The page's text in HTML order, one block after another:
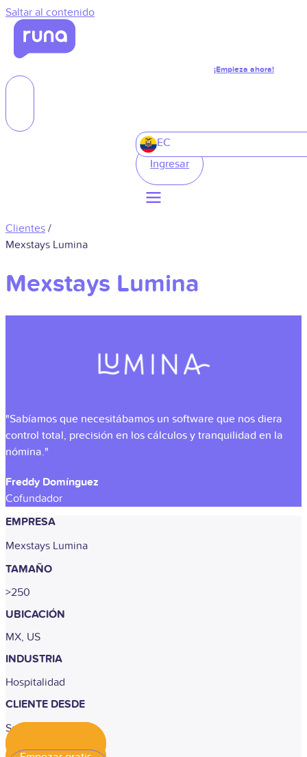
Saltar al contenido
¡Empieza ahora!
EC
Ingresar
Clientes /
Mexstays Lumina
Mexstays Lumina
"Sabíamos que necesitábamos un software que nos diera
control total, precisión en los cálculos y tranquilidad en la
nómina."
Freddy Domínguez
Cofundador
EMPRESA
Mexstays Lumina
TAMAÑO
>250
UBICACIÓN
MX, US
INDUSTRIA
Hospitalidad
CLIENTE DESDE
Septiembre 2025